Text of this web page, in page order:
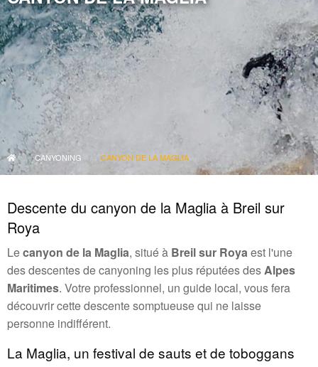
CANYONING CANYON DE LA MAGLIA
Descente du canyon de la Maglia à Breil sur
Roya
Lecanyon de la Maglia, situé à Breil sur Royaest l'une
des descentes de canyoning les plus réputées desAlpes
Maritimes. Votre professionnel, un guide local, vous fera
découvrir cette descente somptueuse qui ne laisse
personne indifférent.
La Maglia, un festival de sauts et de toboggans